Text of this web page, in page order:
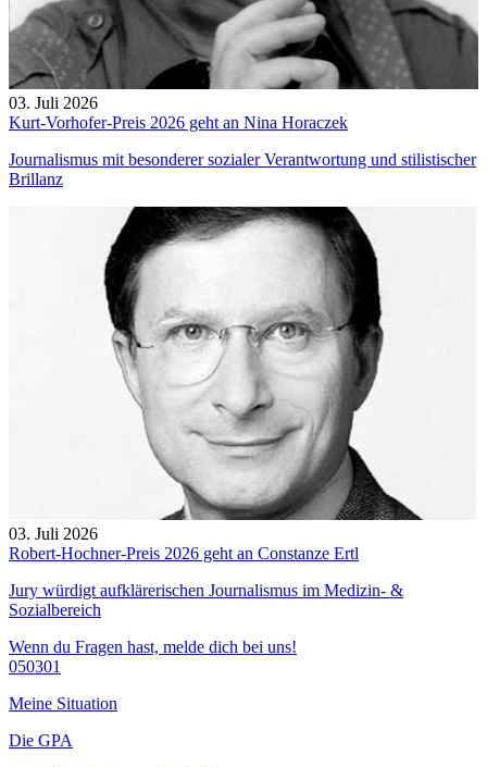
03. Juli 2026
Kurt-Vorhofer-Preis 2026 geht an Nina Horaczek
Journalismus mit besonderer sozialer Verantwortung und stilistischer
Brillanz
03. Juli 2026
Robert-Hochner-Preis 2026 geht an Constanze Ertl
Jury würdigt aufklärerischen Journalismus im Medizin- &
Sozialbereich
Wenn du Fragen hast, melde dich bei uns!
050301
Meine Situation
Die GPA